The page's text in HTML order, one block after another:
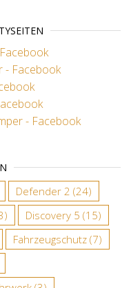
- Facebook
- Facebook
Defender 2 (24)
Discovery 5 (15)
Fahrzeugschutz (7)